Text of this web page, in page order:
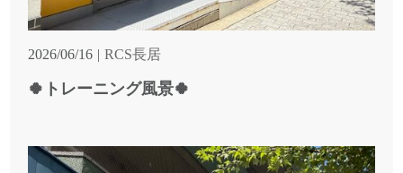
2026/06/16 RCS長居
🍀トレーニング風景🍀